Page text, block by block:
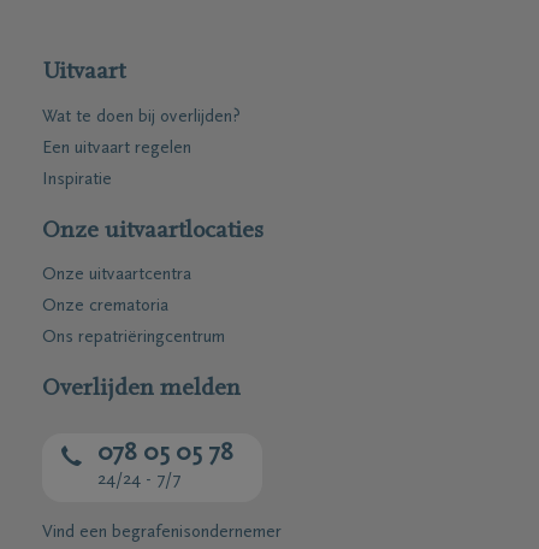
Uitvaart
Wat te doen bij overlijden?
Een uitvaart regelen
Inspiratie
Onze uitvaartlocaties
Onze uitvaartcentra
Onze crematoria
Ons repatriëringcentrum
Overlijden melden
078 05 05 78
24/24 - 7/7
Vind een begrafenisondernemer